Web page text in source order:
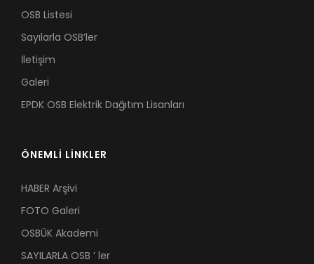
OSB Listesi
Sayılarla OSB’ler
İletişim
Galeri
EPDK OSB Elektrik Dağıtım Lisanları
ÖNEMLİ LİNKLER
HABER Arşivi
FOTO Galeri
OSBÜK Akademi
SAYILARLA OSB ’ ler